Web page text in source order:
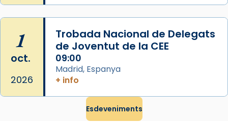
1
oct.
2026
Trobada Nacional de Delegats
de Joventut de la CEE
09:00
Madrid, Espanya
+ info
Esdeveniments